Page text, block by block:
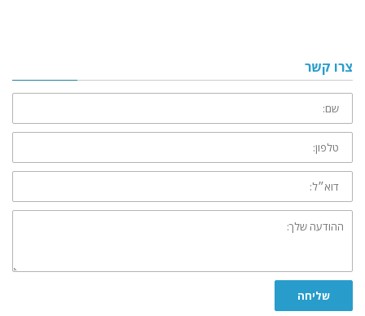
צרו קשר
שם:
טלפון:
דוא״ל:
ההודעה
שלך:
שליחה